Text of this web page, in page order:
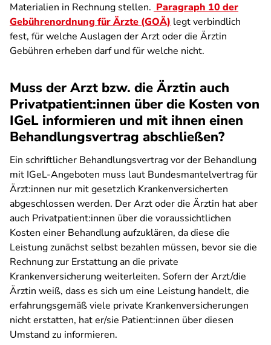
Materialien in Rechnung stellen. Paragraph 10 der
Gebührenordnung für Ärzte (GOÄ) legt verbindlich
fest, für welche Auslagen der Arzt oder die Ärztin
Gebühren erheben darf und für welche nicht.
Muss der Arzt bzw. die Ärztin auch
Privatpatient:innen über die Kosten von
IGeL informieren und mit ihnen einen
Behandlungsvertrag abschließen?
Ein schriftlicher Behandlungsvertrag vor der Behandlung
mit IGeL-Angeboten muss laut Bundesmantelvertrag für
Ärzt:innen nur mit gesetzlich Krankenversicherten
abgeschlossen werden. Der Arzt oder die Ärztin hat aber
auch Privatpatient:innen über die voraussichtlichen
Kosten einer Behandlung aufzuklären, da diese die
Leistung zunächst selbst bezahlen müssen, bevor sie die
Rechnung zur Erstattung an die private
Krankenversicherung weiterleiten. Sofern der Arzt/die
Ärztin weiß, dass es sich um eine Leistung handelt, die
erfahrungsgemäß viele private Krankenversicherungen
nicht erstatten, hat er/sie Patient:innen über diesen
Umstand zu informieren.